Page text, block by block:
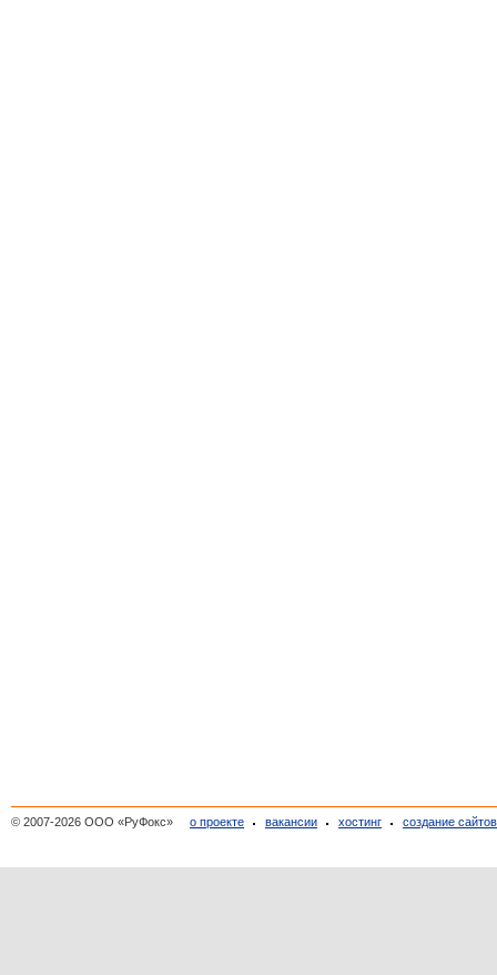
© 2007-2026 ООО «РуФокс» о проекте вакансии хостинг создание сайтов